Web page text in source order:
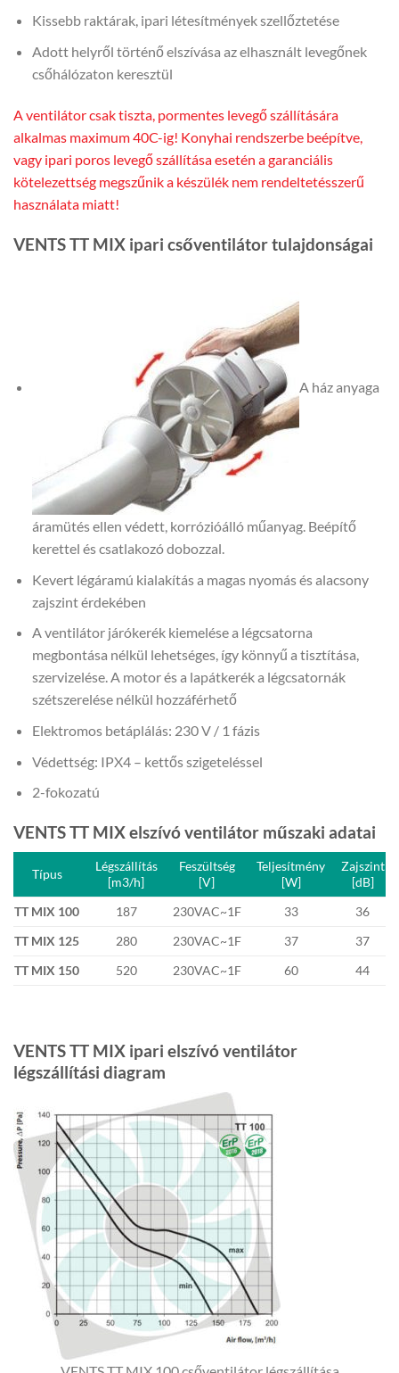
Kissebb raktárak, ipari létesítmények szellőztetése
Adott helyről történő elszívása az elhasznált levegőnek
csőhálózaton keresztül
A ventilátor csak tiszta, pormentes levegő szállítására
alkalmas maximum 40C-ig! Konyhai rendszerbe beépítve,
vagy ipari poros levegő szállítása esetén a garanciális
kötelezettség megszűnik a készülék nem rendeltetésszerű
használata miatt!
VENTS TT MIX ipari csőventilátor tulajdonságai
A ház anyaga
áramütés ellen védett, korrózióálló műanyag. Beépítő
kerettel és csatlakozó dobozzal.
Kevert légáramú kialakítás a magas nyomás és alacsony
zajszint érdekében
A ventilátor járókerék kiemelése a légcsatorna
megbontása nélkül lehetséges, így könnyű a tisztítása,
szervizelése. A motor és a lapátkerék a légcsatornák
szétszerelése nélkül hozzáférhető
Elektromos betáplálás: 230 V / 1 fázis
Védettség: IPX4 – kettős szigeteléssel
2-fokozatú
VENTS TT MIX elszívó ventilátor műszaki adatai
Típus
Légszállítás
[m3/h]
Feszültség
[V]
Teljesítmény
[W]
Zajszint
[dB]
TT MIX 100
187 230VAC~1F 33
36
TT MIX 125
280 230VAC~1F 37
37
TT MIX 150
520 230VAC~1F 60 44
VENTS TT MIX ipari elszívó ventilátor
légszállítási diagram